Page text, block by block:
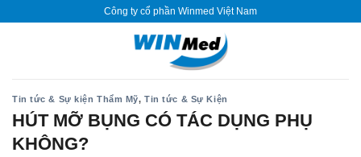
Công ty cổ phần Winmed Việt Nam
Tin tức & Sự kiện Thẩm Mỹ,Tin tức & Sự Kiện
HÚT MỠ BỤNG CÓ TÁC DỤNG PHỤ
KHÔNG?